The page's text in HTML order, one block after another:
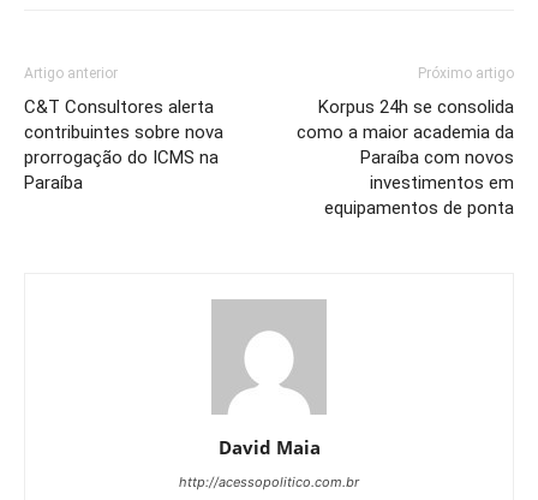
Artigo anterior
C&T Consultores alerta
contribuintes sobre nova
prorrogação do ICMS na
Paraíba
Próximo artigo
Korpus 24h se consolida
como a maior academia da
Paraíba com novos
investimentos em
equipamentos de ponta
David Maia
http://acessopolitico.com.br